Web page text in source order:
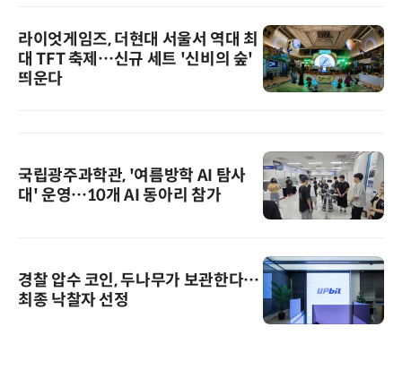
라이엇게임즈, 더현대 서울서 역대 최
대 TFT 축제…신규 세트 '신비의 숲'
띄운다
국립광주과학관, '여름방학 AI 탐사
대' 운영…10개 AI 동아리 참가
경찰 압수 코인, 두나무가 보관한다…
최종 낙찰자 선정